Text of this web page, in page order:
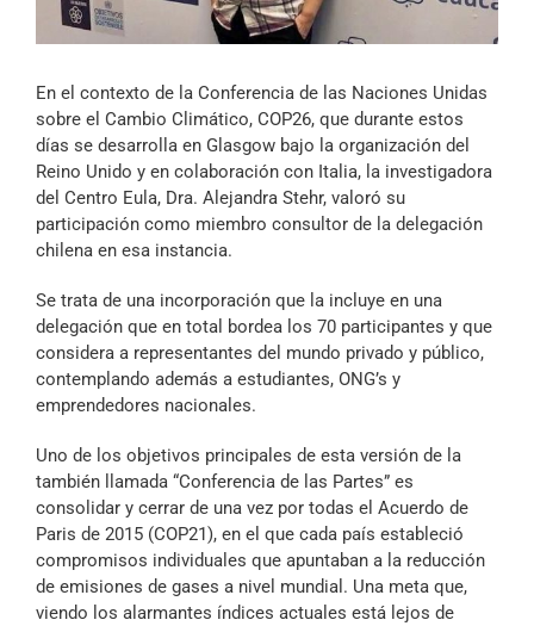
Archivo Sonoro
En el contexto de la Conferencia de las Naciones Unidas
sobre el Cambio Climático, COP26, que durante estos
días se desarrolla en Glasgow bajo la organización del
Reino Unido y en colaboración con Italia, la investigadora
del Centro Eula, Dra. Alejandra Stehr, valoró su
participación como miembro consultor de la delegación
chilena en esa instancia.
Se trata de una incorporación que la incluye en una
delegación que en total bordea los 70 participantes y que
considera a representantes del mundo privado y público,
contemplando además a estudiantes, ONG’s y
emprendedores nacionales.
Uno de los objetivos principales de esta versión de la
también llamada “Conferencia de las Partes” es
consolidar y cerrar de una vez por todas el Acuerdo de
Paris de 2015 (COP21), en el que cada país estableció
compromisos individuales que apuntaban a la reducción
de emisiones de gases a nivel mundial. Una meta que,
viendo los alarmantes índices actuales está lejos de